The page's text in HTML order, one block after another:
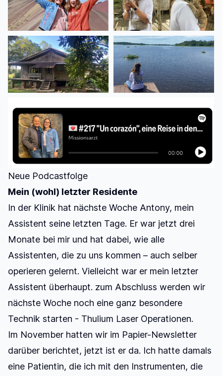
Neue Podcastfolge
Mein (wohl) letzter Residente
In der Klinik hat nächste Woche Antony, mein
Assistent seine letzten Tage. Er war jetzt drei
Monate bei mir und hat dabei, wie alle
Assistenten, die zu uns kommen – auch selber
operieren gelernt. Vielleicht war er mein letzter
Assistent überhaupt. zum Abschluss werden wir
nächste Woche noch eine ganz besondere
Technik starten - Thulium Laser Operationen.
Im November hatten wir im Papier-Newsletter
darüber berichtet, jetzt ist er da. Ich hatte damals
eine Patientin, die ich mit den Instrumenten, die